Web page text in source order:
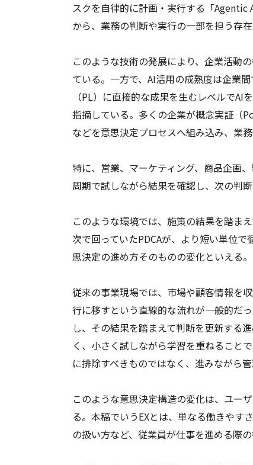
スクを自律的に計画・実行する「Agentic
から、業務の判断や実行の一部を担う存在
このような技術の発展により、企業活動
ている。一方で、AI活用の成熟度は企業
（PL）に直接的な成果を生むレベルで
指摘している。多くの企業が概念実証（
などを意思決定プロセスへ組み込み、業
特に、営業、マーケティング、商品企画
周期で試しながら結果を確認し、次の判
このような環境では、施策の結果を踏ま
次で回っていたPDCAが、より短い単位
思決定の進め方そのものの変化といえる。
従来の事業現場では、市場や顧客情報を
行に移すという直線的な流れが一般的だ
し、その結果を踏まえて判断を更新する
く、小さく試しながら学習を重ねること
に排除すべきものではなく、進みながら
このような意思決定構造の変化は、ユー
る。本稿でいうEXとは、単なる働きやす
の扱い方など、従業員が仕事を進める際